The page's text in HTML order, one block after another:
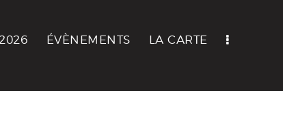
ÉVÈNEMENTS LA CARTE